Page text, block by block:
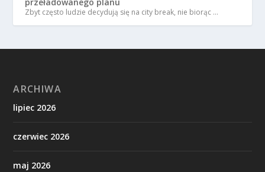
Zbyt często ludzie decydują się na city break, nie biorąc …
ARCHIWA
lipiec 2026
czerwiec 2026
maj 2026